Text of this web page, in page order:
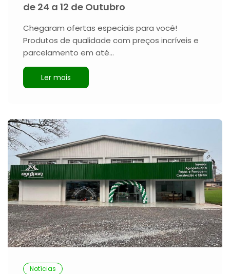
de 24 a 12 de Outubro
Chegaram ofertas especiais para você!
Produtos de qualidade com preços incríveis e
parcelamento em até…
Ler mais
Notícias